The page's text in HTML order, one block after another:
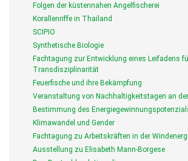
Folgen der küstennahen Angelfischerei
Korallenriffe in Thailand
SCIPIO
Synthetische Biologie
Fachtagung zur Entwicklung eines Leifadens
Transdisziplinarität
Feuerfische und ihre Bekämpfung
Veranstaltung von Nachhaltigkeitstagen an
Bestimmung des
Klimawandel und Gender
Fachtagung zu Arbeitskräften in der
Ausstellung zu Elisabeth Mann-Borgese